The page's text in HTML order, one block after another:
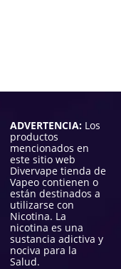
ADVERTENCIA: Los
productos
mencionados en
este sitio web
Divervape tienda de
Vapeo contienen o
están destinados a
utilizarse con
Nicotina. La
nicotina es una
sustancia adictiva y
nociva para la
Salud.